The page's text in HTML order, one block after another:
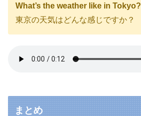
What’s the weather like in Tokyo?
東京の天気はどんな感じですか？
まとめ